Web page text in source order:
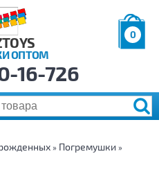
ОПТОМ
0
р.
16-726
» Погремушки »